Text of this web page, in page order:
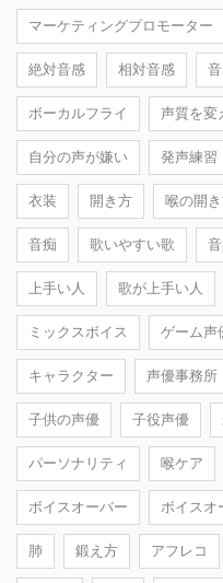
マーケティングプロモーター
絶対音感 相対音感
ボーカルフライ 声質を変
自分の声が嫌い 発声練習
衣装 開き方 喉の開
音痴 歌いやすい歌
上手い人 歌が上手い人
ミックスボイス ゲーム声
キャラクター 声優事務所
子供の声優 子役声優
パーソナリティ 喉ケア
ボイスオーバー ボイスオ
肺 鍛え方 アフレコ